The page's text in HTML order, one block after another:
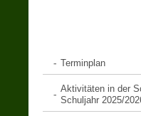
Terminplan
Aktivitäten in der
Schuljahr 2025/